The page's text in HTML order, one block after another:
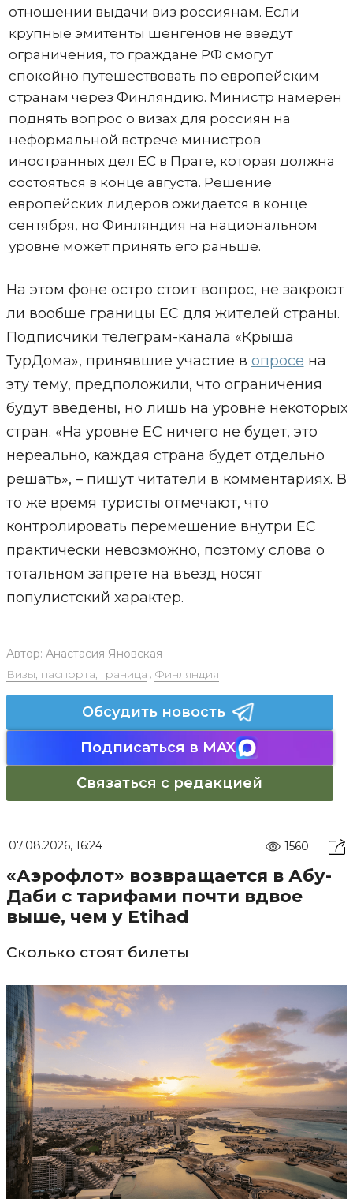
отношении выдачи виз россиянам. Если
крупные эмитенты шенгенов не введут
ограничения, то граждане РФ смогут
спокойно путешествовать по европейским
странам через Финляндию. Министр намерен
поднять вопрос о визах для россиян на
неформальной встрече министров
иностранных дел ЕС в Праге, которая должна
состояться в конце августа. Решение
европейских лидеров ожидается в конце
сентября, но Финляндия на национальном
уровне может принять его раньше.
На этом фоне остро стоит вопрос, не закроют
ли вообще границы ЕС для жителей страны.
Подписчики телеграм-канала «Крыша
ТурДома», принявшие участие в опросе на
эту тему, предположили, что ограничения
будут введены, но лишь на уровне некоторых
стран. «На уровне ЕС ничего не будет, это
нереально, каждая страна будет отдельно
решать», – пишут читатели в комментариях. В
то же время туристы отмечают, что
контролировать перемещение внутри ЕС
практически невозможно, поэтому слова о
тотальном запрете на въезд носят
популистский характер.
Автор: Анастасия Яновская
Визы, паспорта, граница , Финляндия
Обсудить новость
Подписаться в MAX
Связаться с редакцией
07.08.2026, 16:24 1560
«Аэрофлот» возвращается в Абу-
Даби с тарифами почти вдвое
выше, чем у Etihad
Сколько стоят билеты